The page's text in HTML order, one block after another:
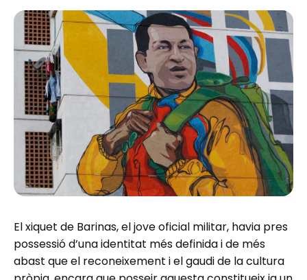
El xiquet de Barinas, el jove oficial militar, havia pres
possessió d’una identitat més definida i de més
abast que el reconeixement i el gaudi de la cultura